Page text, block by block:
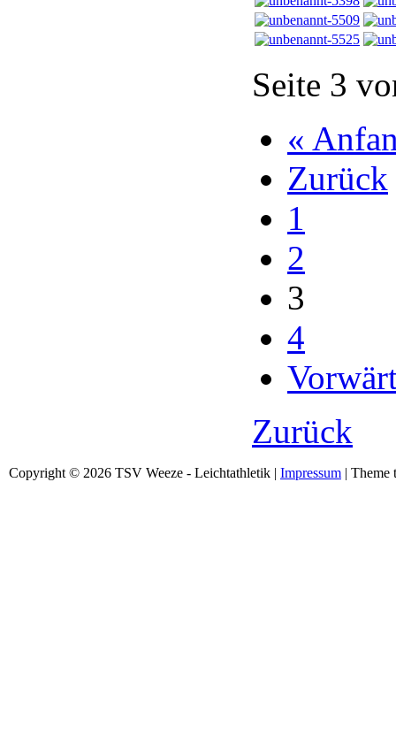
Seite 3
«
Zurück
1
2
3
4
Zurück
Copyright © 2026 TSV Weeze - Leichtathletik | Impressum | Theme